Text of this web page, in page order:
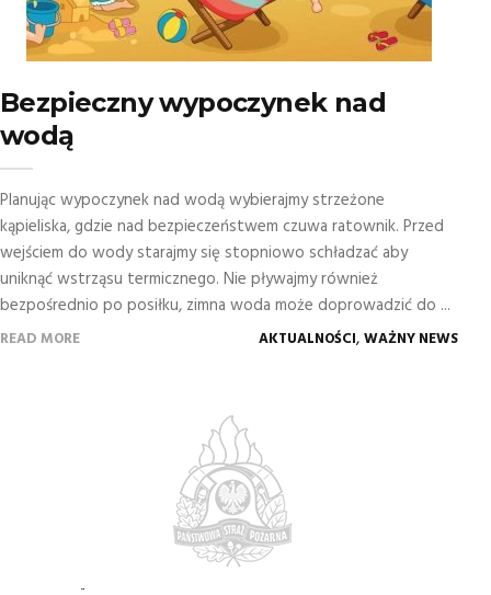
Bezpieczny wypoczynek nad
wodą
Planując wypoczynek nad wodą wybierajmy strzeżone
kąpieliska, gdzie nad bezpieczeństwem czuwa ratownik. Przed
wejściem do wody starajmy się stopniowo schładzać aby
uniknąć wstrząsu termicznego. Nie pływajmy również
bezpośrednio po posiłku, zimna woda może doprowadzić do ...
READ MORE AKTUALNOŚCI,WAŻNY NEWS